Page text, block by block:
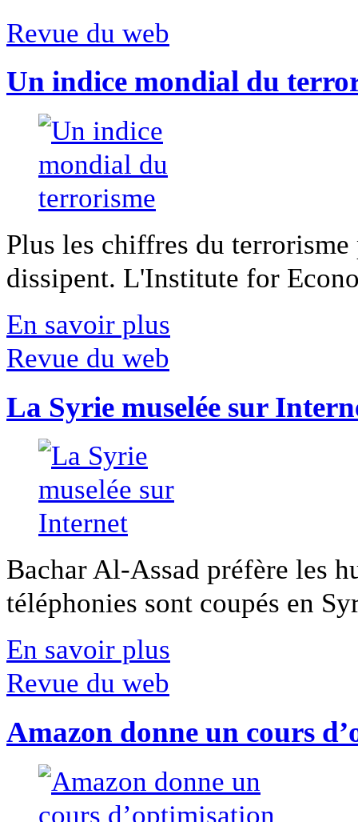
Revue du web
Un indice mondial du
Plus les chiffres du
dissipent. L'Institute for
En savoir plus
Revue du web
La Syrie muselée sur
Bachar Al-Assad préfère les
téléphonies sont coupés en
En savoir plus
Revue du web
Amazon donne un cours